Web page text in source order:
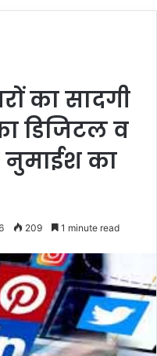
का सादगी
डिजिटल व
नुमाईश का
209 1 minute read